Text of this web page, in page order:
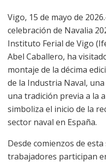
Vigo, 15 de mayo de
celebración de Navalia
Instituto Ferial de Vigo
Abel Caballero, ha
montaje de la décima
de la Industria Naval,
una tradición previa a la
simboliza el inicio de la
sector naval en España.
Desde comienzos de
trabajadores participan